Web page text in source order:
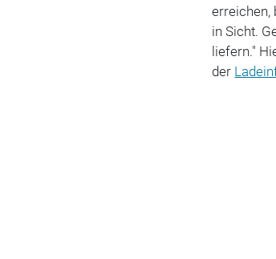
erreichen,
in Sicht.
liefern."
der